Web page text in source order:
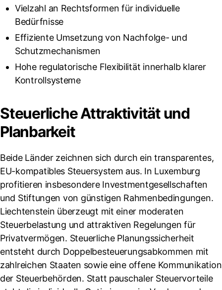
Vielzahl an Rechtsformen für individuelle
Bedürfnisse
Effiziente Umsetzung von Nachfolge- und
Schutzmechanismen
Hohe regulatorische Flexibilität innerhalb klarer
Kontrollsysteme
Steuerliche Attraktivität und
Planbarkeit
Beide Länder zeichnen sich durch ein transparentes,
EU-kompatibles Steuersystem aus. In Luxemburg
profitieren insbesondere Investmentgesellschaften
und Stiftungen von günstigen Rahmenbedingungen.
Liechtenstein überzeugt mit einer moderaten
Steuerbelastung und attraktiven Regelungen für
Privatvermögen. Steuerliche Planungssicherheit
entsteht durch Doppelbesteuerungsabkommen mit
zahlreichen Staaten sowie eine offene Kommunikation
der Steuerbehörden. Statt pauschaler Steuervorteile